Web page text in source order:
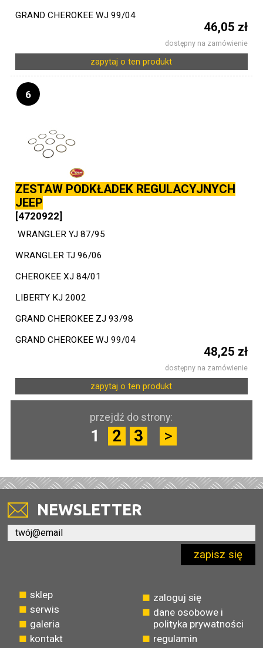
GRAND CHEROKEE WJ 99/04
46,05 zł
dostępny na zamówienie
zapytaj o ten produkt
6
ZESTAW PODKŁADEK REGULACYJNYCH
JEEP
[4720922]
WRANGLER YJ 87/95
WRANGLER TJ 96/06
CHEROKEE XJ 84/01
LIBERTY KJ 2002
GRAND CHEROKEE ZJ 93/98
GRAND CHEROKEE WJ 99/04
48,25 zł
dostępny na zamówienie
zapytaj o ten produkt
przejdź do strony:
1 2 3 >
NEWSLETTER
zapisz się
sklep
serwis
galeria
kontakt
zaloguj się
dane osobowe i
polityka prywatności
regulamin